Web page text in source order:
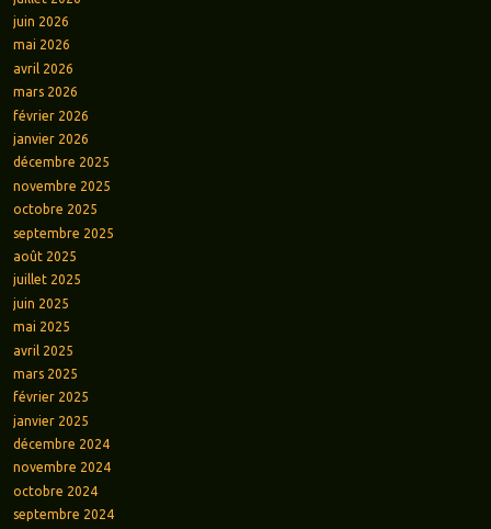
juin 2026
mai 2026
avril 2026
mars 2026
février 2026
janvier 2026
décembre 2025
novembre 2025
octobre 2025
septembre 2025
août 2025
juillet 2025
juin 2025
mai 2025
avril 2025
mars 2025
février 2025
janvier 2025
décembre 2024
novembre 2024
octobre 2024
septembre 2024